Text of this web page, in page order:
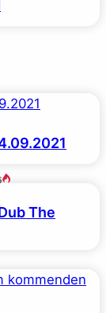
The